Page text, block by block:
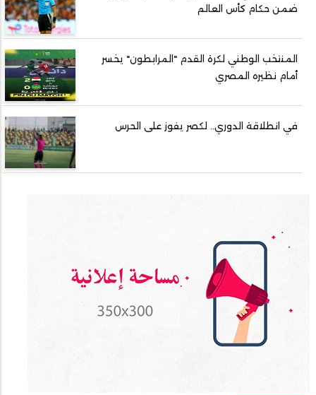
ضمن حكام كأس العالم
المنتخب الوطني لكرة القدم "المرابطون" يخسر
أمام نظيره المصري
في انطلاقة الدوري.. لكصر يفوز على الحرس